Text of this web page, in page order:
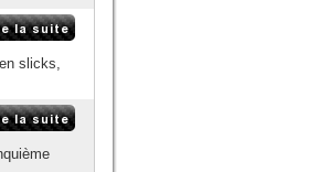
slicks,